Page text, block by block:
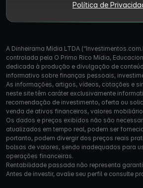
Política de
A Dinheirama Mídia LTDA
controlada pela O Primo Rico Mídia,
dedicada à produção e divulgação de
informativo sobre finanças pessoais,
As informações, artigos, vídeos, cotações e
neste site têm caráter exclusivamente
recomendação de investimento, oferta ou
venda de ativos financeiros, valores
Os dados e preços exibidos não são
atualizados em tempo real, podem ser
portanto, podem divergir dos preços reais
bolsas de valores, sendo inadequados para
operações financeiras.
Rentabilidade passada não representa
Antes de investir, avalie seu perfil e consulte